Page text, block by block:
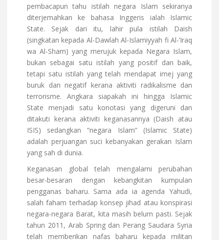
pembacapun tahu istilah negara Islam sekiranya
diterjemahkan ke bahasa Inggeris ialah Islamic
State. Sejak dari itu, lahir pula istilah Daish
(singkatan kepada Al-Dawlah Al-Islamiyyah fi Al-‘Iraq
wa Al-Sham) yang merujuk kepada Negara Islam,
bukan sebagai satu istilah yang positif dan baik,
tetapi satu istilah yang telah mendapat imej yang
buruk dan negatif kerana aktiviti radikalisme dan
terrorisme. Angkara siapakah ini hingga Islamic
State menjadi satu konotasi yang digeruni dan
ditakuti kerana aktiviti keganasannya (Daish atau
ISIS) sedangkan “negara Islam” (Islamic State)
adalah perjuangan suci kebanyakan gerakan Islam
yang sah di dunia.
Keganasan global telah mengalami perubahan
besar-besaran dengan kebangkitan kumpulan
pengganas baharu. Sama ada ia agenda Yahudi,
salah faham terhadap konsep jihad atau konspirasi
negara-negara Barat, kita masih belum pasti. Sejak
tahun 2011, Arab Spring dan Perang Saudara Syria
telah memberikan nafas baharu kepada militan